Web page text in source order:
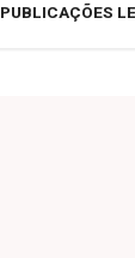
PUBLICAÇÕES